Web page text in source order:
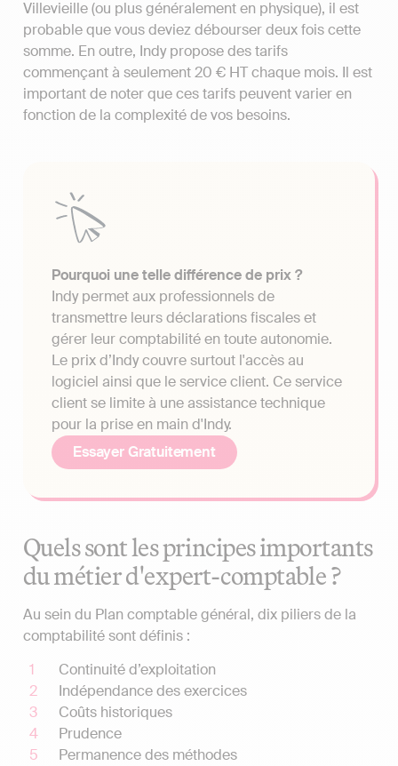
Villevieille (ou plus généralement en physique), il est
probable que vous deviez débourser deux fois cette
somme. En outre, Indy propose des tarifs
commençant à seulement 20 € HT chaque mois. Il est
important de noter que ces tarifs peuvent varier en
fonction de la complexité de vos besoins.
Pourquoi une telle différence de prix ?
Indy permet aux professionnels de
transmettre leurs déclarations fiscales et
gérer leur comptabilité en toute autonomie.
Le prix d’Indy couvre surtout l'accès au
logiciel ainsi que le service client. Ce service
client se limite à une assistance technique
pour la prise en main d'Indy.
Essayer Gratuitement
Quels sont les principes importants
du métier d'expert-comptable ?
Au sein du Plan comptable général, dix piliers de la
comptabilité sont définis :
Continuité d’exploitation
Indépendance des exercices
Coûts historiques
Prudence
Permanence des méthodes